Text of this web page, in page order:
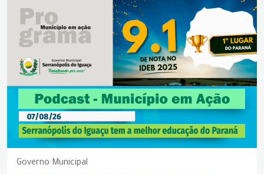
Governo Municipal